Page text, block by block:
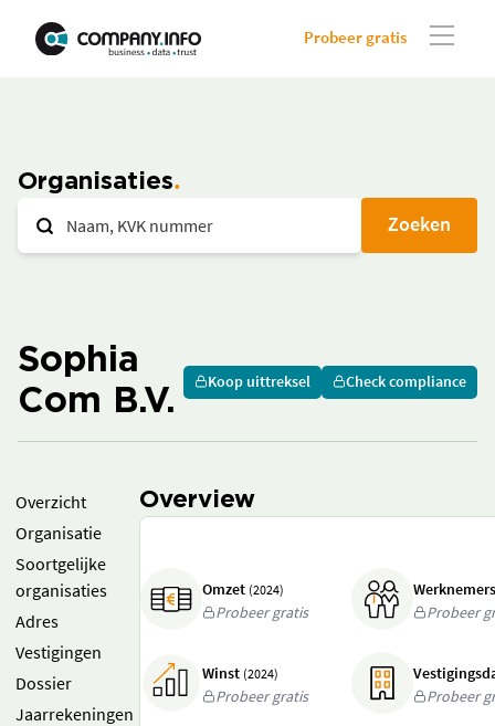
Probeer gratis
Organisaties
Zoeken
Sophia
Com B.V.
Koop uittreksel Check compliance
Overzicht
Organisatie
Soortgelijke
organisaties
Adres
Vestigingen
Dossier
Jaarrekeningen
Overview
Omzet (2024)
Probeer gratis
Probeer
Winst (2024)
Probeer gratis
Probeer